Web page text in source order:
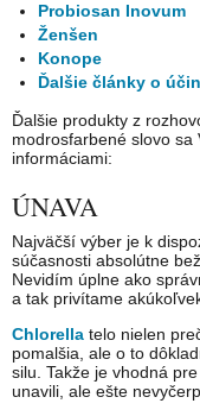
Probiosan Inovum
Ženšen
Konope
Ďalšie články o
Ďalšie produkty z
modrosfarbené slovo
informáciami:
ÚNAVA
Najväčší výber je k
súčasnosti absolútne
Nevidím úplne ako
a tak privítame
Chlorella telo nielen
pomalšia, ale o to
silu. Takže je vhodná
unavili, ale ešte